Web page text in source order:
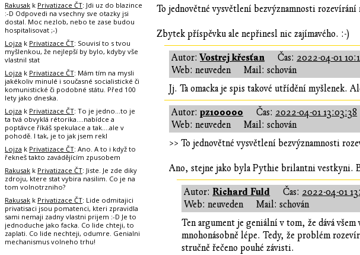
To jednovětné vysvětlení bezvýznamnosti
Zbytek příspěvku ale nepřinesl nic zajímavého. :-)
Autor:Vostrej křesťan Čas: 2022-04-01
Web: neuveden
Mail: schován
Jj. Ta omacka je spis takové utřídění
Autor:pz100000 Čas: 2022-04-01 13:03:38
Web: neuveden
Mail: schován
>> To jednovětné vysvětlení bezvýznamnosti
Ano, stejne jako byla Pythie brilantni vestkyni.
Autor:Richard Fuld Čas: 2022-04-01
Web: neuveden
Mail: schován
Ten argument je geniální v tom, že dává
mnohonásobně lépe. Tedy, že problém
stručně řečeno pouhé závisti.
Rakusak k Privatizace ČT: Jdi uz do blazince
:-D Odpovedi na vsechny sve otazky jsi
dostal. Moc nezlob, nebo te zase budou
hospitalisovat ;-)
Lojza k Privatizace ČT: Souvisí to s tvou
myšlenkou, že nejlepší by bylo, kdyby vše
vlastnil stat
Lojza k Privatizace ČT: Mám tím na mysli
jakékoliv minulé i současné socialistické či
komunistické či podobné státu. Před 100
lety jako dneska.
Lojza k Privatizace ČT: To je jedno...to je
ta tvá obvyklá rétorika....nabídce a
poptávce říkáš spekulace a tak....ale v
pohodě. I tak, je to jak jsem rekl
Lojza k Privatizace ČT: Ano. A to i když to
řekneš takto zavádějícím zpusobem
Rakusak k Privatizace ČT: Jiste. Je zde diky
zdroju, ktere stat vybira nasilim. Co je na
tom volnotrzniho?
Rakusak k Privatizace ČT: Lide odmitajici
privatisaci jsou pomatenci, kteri zpravidla
sami nemaji zadny vlastni prijem :-D Je to
jednoduche jako facka. Co lide chteji, to
zaplati. Co lide nechteji, odumre. Genialni
mechanismus volneho trhu!